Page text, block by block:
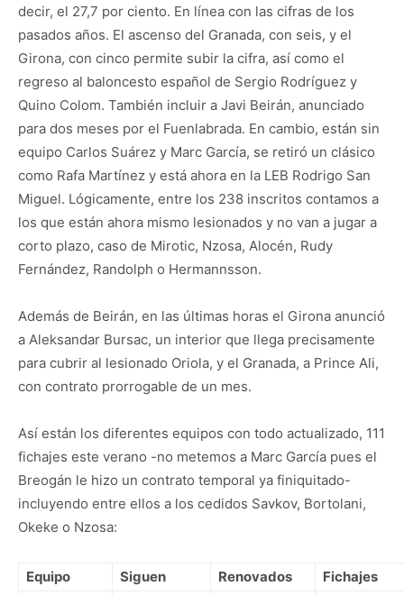
decir, el 27,7 por ciento. En línea con las cifras de los
pasados años. El ascenso del Granada, con seis, y el
Girona, con cinco permite subir la cifra, así como el
regreso al baloncesto español de Sergio Rodríguez y
Quino Colom. También incluir a Javi Beirán, anunciado
para dos meses por el Fuenlabrada. En cambio, están sin
equipo Carlos Suárez y Marc García, se retiró un clásico
como Rafa Martínez y está ahora en la LEB Rodrigo San
Miguel. Lógicamente, entre los 238 inscritos contamos a
los que están ahora mismo lesionados y no van a jugar a
corto plazo, caso de Mirotic, Nzosa, Alocén, Rudy
Fernández, Randolph o Hermannsson.
Además de Beirán, en las últimas horas el Girona anunció
a Aleksandar Bursac, un interior que llega precisamente
para cubrir al lesionado Oriola, y el Granada, a Prince Ali,
con contrato prorrogable de un mes.
Así están los diferentes equipos con todo actualizado, 111
fichajes este verano -no metemos a Marc García pues el
Breogán le hizo un contrato temporal ya finiquitado-
incluyendo entre ellos a los cedidos Savkov, Bortolani,
Okeke o Nzosa:
Equipo Siguen Renovados Fichajes